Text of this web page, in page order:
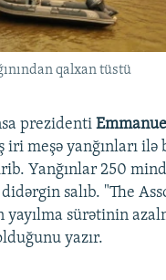
qalxan tüstü
prezidenti
iri meşə yanğınları ilə
Yanğınlar 250
salıb. "The
yayılma sürətinin
yazır.